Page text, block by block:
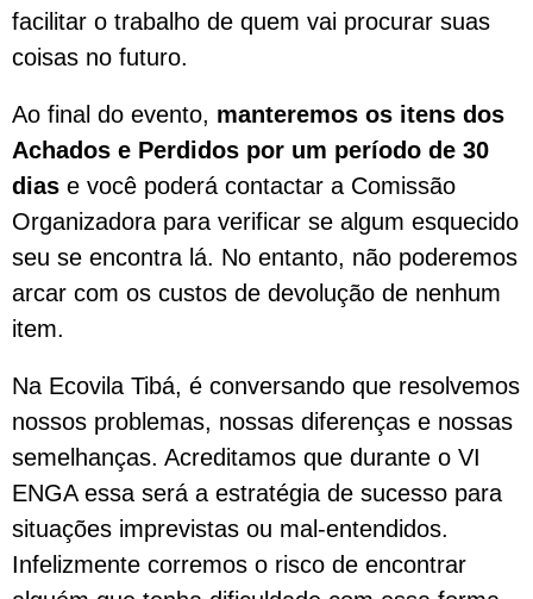
facilitar o trabalho de quem vai procurar suas
coisas no futuro.
Ao final do evento, manteremos os itens dos
Achados e Perdidos por um período de 30
dias e você poderá contactar a Comissão
Organizadora para verificar se algum esquecido
seu se encontra lá. No entanto, não poderemos
arcar com os custos de devolução de nenhum
item.
Na Ecovila Tibá, é conversando que resolvemos
nossos problemas, nossas diferenças e nossas
semelhanças. Acreditamos que durante o VI
ENGA essa será a estratégia de sucesso para
situações imprevistas ou mal-entendidos.
Infelizmente corremos o risco de encontrar